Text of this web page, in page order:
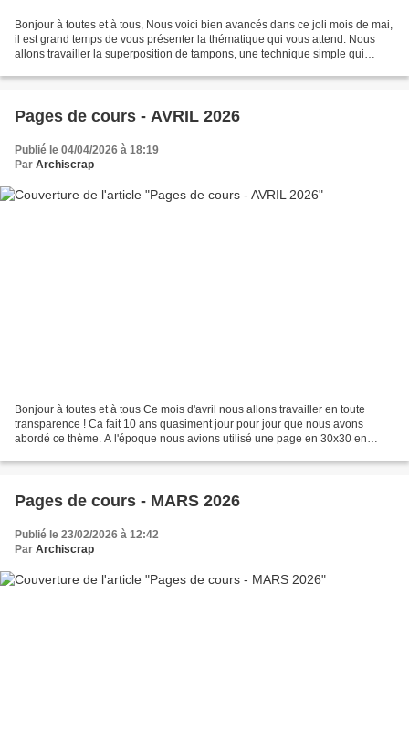
Bonjour à toutes et à tous, Nous voici bien avancés dans ce joli mois de mai,
il est grand temps de vous présenter la thématique qui vous attend. Nous
allons travailler la superposition de tampons, une technique simple qui
Pages de cours - AVRIL 2026
Publié le 04/04/2026 à 18:19
Par Archiscrap
Bonjour à toutes et à tous Ce mois d'avril nous allons travailler en toute
transparence ! Ca fait 10 ans quasiment jour pour jour que nous avons
abordé ce thème. A l'époque nous avions utilisé une page en 30x30 en
Pages de cours - MARS 2026
Publié le 23/02/2026 à 12:42
Par Archiscrap